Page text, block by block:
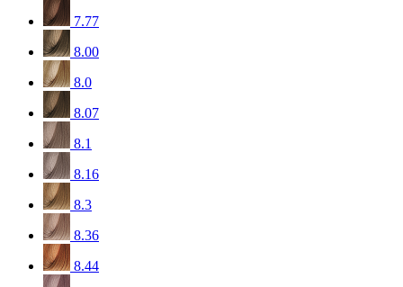
7.77
8.00
8.0
8.07
8.1
8.16
8.3
8.36
8.44